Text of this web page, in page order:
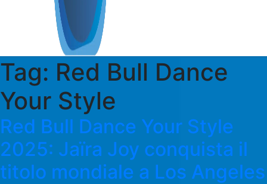
Tag: Red Bull Dance
Your Style
Red Bull Dance Your Style
2025: Jaïra Joy conquista il
titolo mondiale a Los Angeles